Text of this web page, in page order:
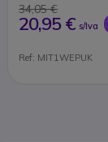
34,05 €
20,95 € s/Iva
Ref: MIT1WEPUK